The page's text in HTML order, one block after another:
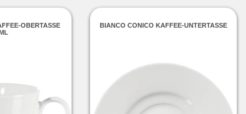
OBERTASSE
BIANCO CONICO KAFFEE-UNTERTASSE